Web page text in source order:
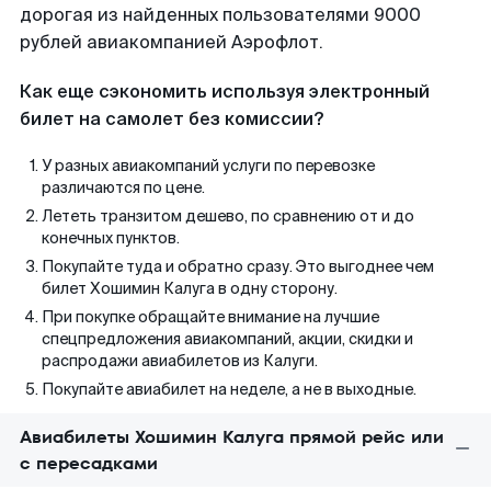
дорогая из найденных пользователями 9000
рублей авиакомпанией Аэрофлот.
Как еще сэкономить используя электронный
билет на самолет без комиссии?
У разных авиакомпаний услуги по перевозке
различаются по цене.
Лететь транзитом дешево, по сравнению от и до
конечных пунктов.
Покупайте туда и обратно сразу. Это выгоднее чем
билет Хошимин Калуга в одну сторону.
При покупке обращайте внимание на лучшие
спецпредложения авиакомпаний, акции, скидки и
распродажи авиабилетов из Калуги.
Покупайте авиабилет на неделе, а не в выходные.
Авиабилеты Хошимин Калуга прямой рейс или
с пересадками